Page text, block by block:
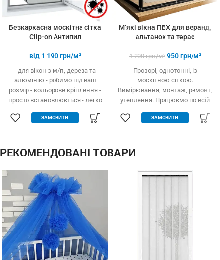
Безкаркасна москітна сітка
Clip-on Антипил
від 1 190грн/м²
- для вікон з м/п, дерева та
алюмінію - робимо під ваш
розмір - кольорове кріплення -
просто встановлюється - легко
дешевше аналогів за явних
які форми та розміри:
трикутник, трапеція - проста в
установці (інструмент не
потрібний)
ЗАМОВИТИ
М’які вікна ПВХ для веранд,
альтанок та терас
1 200грн/м² 950грн/м²
Прозорі, однотонні, із
москітною сіткою.
Вимірювання, монтаж, ремонт,
утеплення. Працюємо по всій
ЗАМОВИТИ
РЕКОМЕНДОВАНІ ТОВАРИ